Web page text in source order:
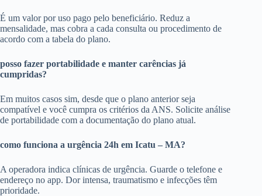
É um valor por uso pago pelo beneficiário. Reduz a
mensalidade, mas cobra a cada consulta ou procedimento de
acordo com a tabela do plano.
posso fazer portabilidade e manter carências já
cumpridas?
Em muitos casos sim, desde que o plano anterior seja
compatível e você cumpra os critérios da ANS. Solicite análise
de portabilidade com a documentação do plano atual.
como funciona a urgência 24h em Icatu – MA?
A operadora indica clínicas de urgência. Guarde o telefone e
endereço no app. Dor intensa, traumatismo e infecções têm
prioridade.